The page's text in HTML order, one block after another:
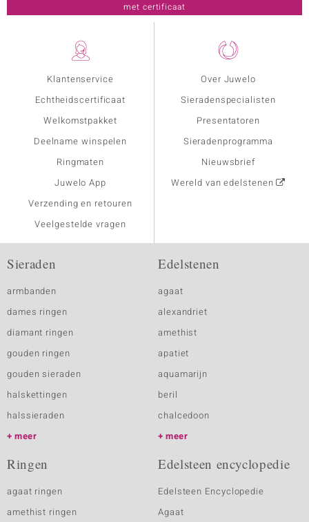
Klantenservice
Echtheidscertificaat
Welkomstpakket
Deelname winspelen
Ringmaten
Juwelo App
Verzending en retouren
Veelgestelde vragen
Over Juwelo
Sieradenspecialisten
Presentatoren
Sieradenprogramma
Nieuwsbrief
Wereld van edelstenen
met certificaat
Sieraden
armbanden
dames ringen
diamant ringen
gouden ringen
gouden sieraden
halskettingen
halssieraden
meer
Edelstenen
agaat
alexandriet
amethist
apatiet
aquamarijn
beril
chalcedoon
meer
Ringen
agaat ringen
amethist ringen
Edelsteen encyclopedie
Edelsteen Encyclopedie
Agaat